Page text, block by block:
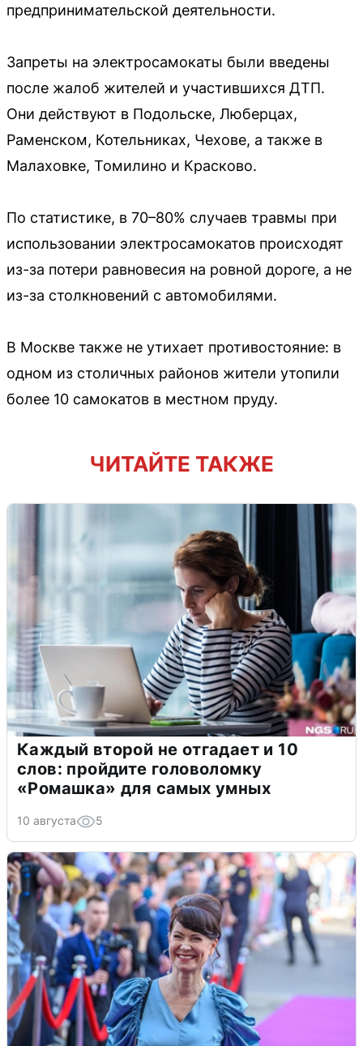
предпринимательской деятельности.
Запреты на электросамокаты были введены
после жалоб жителей и участившихся ДТП.
Они действуют в Подольске, Люберцах,
Раменском, Котельниках, Чехове, а также в
Малаховке, Томилино и Красково.
По статистике, в 70–80% случаев травмы при
использовании электросамокатов происходят
из-за потери равновесия на ровной дороге, а не
из-за столкновений с автомобилями.
В Москве также не утихает противостояние: в
одном из столичных районов жители утопили
более 10 самокатов в местном пруду.
ЧИТАЙТЕ ТАКЖЕ
Каждый второй не отгадает и 10
слов: пройдите головоломку
«Ромашка» для самых умных
10 августа 5